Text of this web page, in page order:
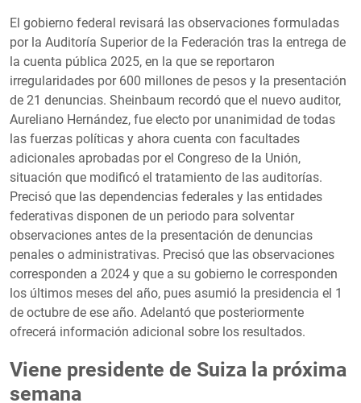
El gobierno federal revisará las observaciones formuladas
por la Auditoría Superior de la Federación tras la entrega de
la cuenta pública 2025, en la que se reportaron
irregularidades por 600 millones de pesos y la presentación
de 21 denuncias. Sheinbaum recordó que el nuevo auditor,
Aureliano Hernández, fue electo por unanimidad de todas
las fuerzas políticas y ahora cuenta con facultades
adicionales aprobadas por el Congreso de la Unión,
situación que modificó el tratamiento de las auditorías.
Precisó que las dependencias federales y las entidades
federativas disponen de un periodo para solventar
observaciones antes de la presentación de denuncias
penales o administrativas. Precisó que las observaciones
corresponden a 2024 y que a su gobierno le corresponden
los últimos meses del año, pues asumió la presidencia el 1
de octubre de ese año. Adelantó que posteriormente
ofrecerá información adicional sobre los resultados.
Viene presidente de Suiza la próxima
semana